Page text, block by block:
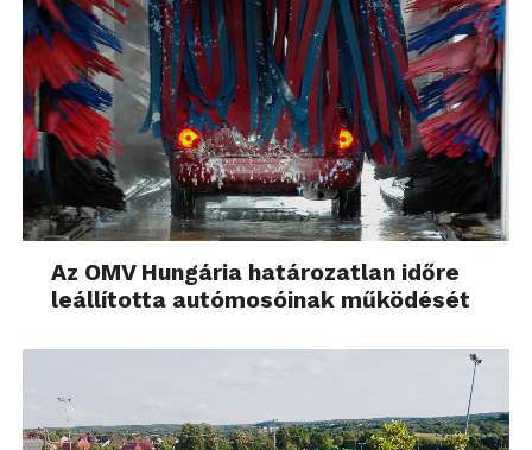
Az OMV Hungária határozatlan időre
leállította autómosóinak működését